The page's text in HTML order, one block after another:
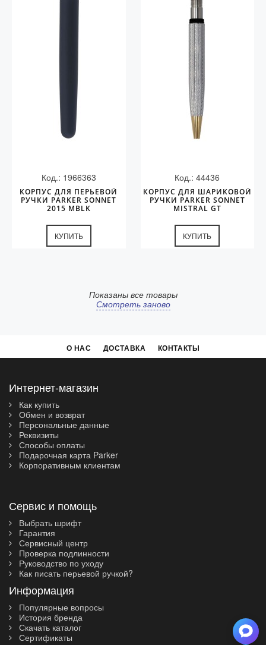
Код.: 1966363
КОРПУС ДЛЯ ПЕРЬЕВОЙ
РУЧКИ PARKER SONNET
2015 MBLK
КУПИТЬ
Код.: 44436
КОРПУС ДЛЯ ШАРИКОВОЙ
РУЧКИ PARKER SONNET
MISTRAL GT
КУПИТЬ
Показаны все товары
Смотреть заново
О НАС ДОСТАВКА КОНТАКТЫ
Интернет-магазин
Как купить
Обмен и возврат
Персональные данные
Реквизиты
Способы оплаты
Подарочная карта Parker
Корпоративным клиентам
Сервис и помощь
Выбрать шрифт
Гарантия
Сервисный центр
Проверка подлинности
Руководство по уходу
Как писать перьевой ручкой?
Информация
Популярные вопросы
История бренда
Скачать каталог
Сертификаты